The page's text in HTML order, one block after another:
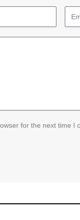
for the next time I